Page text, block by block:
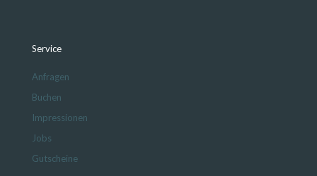
Service
Anfragen
Buchen
Impressionen
Jobs
Gutscheine